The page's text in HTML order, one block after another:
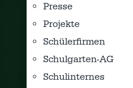
Presse
Projekte
Schülerfirmen
Schulgarten-AG
Schulinternes